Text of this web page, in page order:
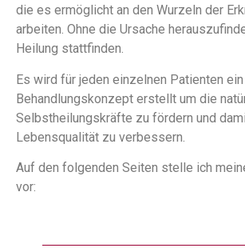
die es ermöglicht an den Wurzeln der
arbeiten. Ohne die Ursache
Heilung stattfinden.
Es wird für jeden einzelnen Patienten
Behandlungskonzept erstellt um die
Selbstheilungskräfte zu fördern und
Lebensqualität zu verbessern.
Auf den folgenden Seiten stelle ich
vor: